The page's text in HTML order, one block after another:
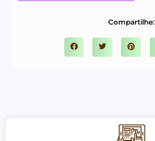
Compartilhe: